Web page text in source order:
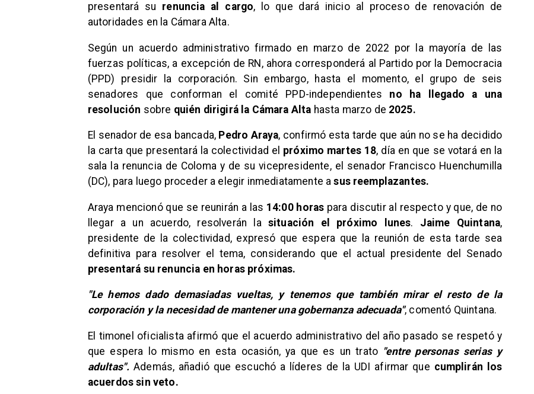
presentará su renuncia al cargo, lo que dará inicio al proceso de renovación de
autoridades en la Cámara Alta.
​Según un acuerdo administrativo firmado en marzo de 2022 por la mayoría de las
fuerzas políticas, a excepción de RN, ahora corresponderá al Partido por la Democracia
(PPD) presidir la corporación. Sin embargo, hasta el momento, el grupo de seis
senadores que conforman el comité PPD-independientes no ha llegado a una
resolución sobre quién dirigirá la Cámara Alta hasta marzo de 2025.
​El senador de esa bancada, Pedro Araya, confirmó esta tarde que aún no se ha decidido
la carta que presentará la colectividad el próximo martes 18, día en que se votará en la
sala la renuncia de Coloma y de su vicepresidente, el senador Francisco Huenchumilla
(DC), para luego proceder a elegir inmediatamente asus reemplazantes.
​Araya mencionó que se reunirán a las 14:00 horas para discutir al respecto y que, de no
llegar a un acuerdo, resolverán la situación el próximo lunes. Jaime Quintana,
presidente de la colectividad, expresó que espera que la reunión de esta tarde sea
definitiva para resolver el tema, considerando que el actual presidente del Senado
presentará su renuncia en horas próximas.
"Le hemos dado demasiadas vueltas, y tenemos que también mirar el resto de la
corporación y la necesidad de mantener una gobernanza adecuada", comentó Quintana.
​El timonel oficialista afirmó que el acuerdo administrativo del año pasado se respetó y
que espera lo mismo en esta ocasión, ya que es un trato "entre personas serias y
adultas". Además, añadió que escuchó a líderes de la UDI afirmar que cumplirán los
acuerdos sin veto.